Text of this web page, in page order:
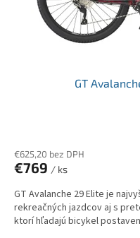
GT
€625,20 bez DPH
€769 / ks
GT Avalanche 29 Elite je
rekreačných jazdcov aj s
ktorí hľadajú bicykel